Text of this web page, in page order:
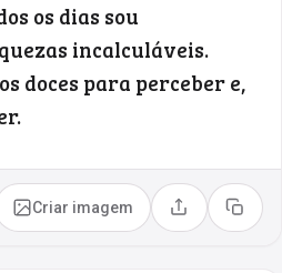
os dias sou
incalculáveis.
doces para perceber e,
Criar imagem Compartilhar
Copiar